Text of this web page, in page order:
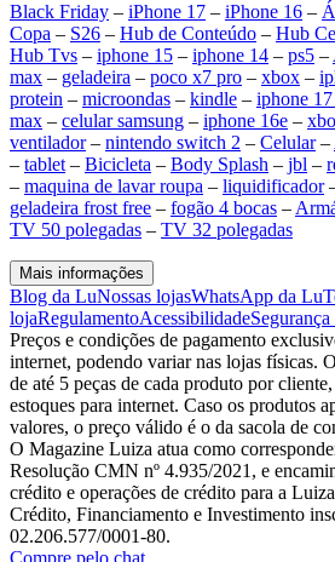
Black Friday – iPhone 17 – iPhone 16 –
Copa – S26 – Hub de Conteúdo – Hub
Hub Tvs – iphone 15 – iphone 14 – ps5 –
max – geladeira – poco x7 pro – xbox –
protein – microondas – kindle – iphone
max – celular samsung – iphone 16e –
ventilador– nintendo switch 2 – Celular–
– tablet – Bicicleta – Body Splash – jbl –
– maquina de lavar roupa – liquidificador
geladeira frost free – fogão 4 bocas –
TV 50 polegadas – TV 32 polegadas
Mais informações
Blog da LuNossas lojasWhatsApp da Lu
lojaRegulamentoAcessibilidade
Preços e condições de pagamento
internet, podendo variar nas lojas físicas.
de até 5 peças de cada produto por
estoques para internet. Caso os produtos
valores, o preço válido é o da sacola de
O Magazine Luiza atua como
Resolução CMN nº 4.935/2021, e
crédito e operações de crédito para a
Crédito, Financiamento e Investimento
02.206.577/0001-80.